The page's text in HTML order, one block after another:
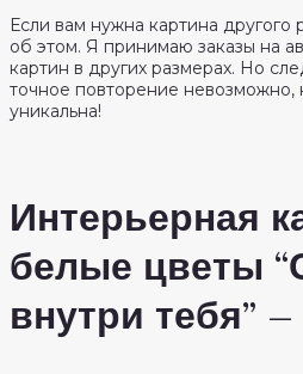
Если вам нужна картина
об этом. Я принимаю заказы на
картин в других размерах. Но
точное повторение невозможно,
уникальна!
Интерьерная
белые цветы
внутри тебя”